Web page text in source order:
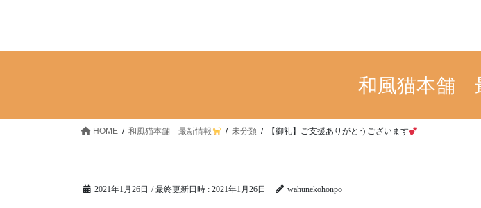
和風猫本舗
HOME 和風猫本舗 最新情報 未分類 【御礼】ご支援ありがとうございます
2021年1月26日 / 最終更新日時 : 2021年1月26日 wahunekohonpo